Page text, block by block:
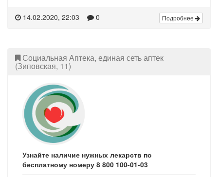
14.02.2020, 22:03 0 Подробнее
Социальная Аптека, единая сеть аптек
(Зиповская, 11)
Узнайте наличие нужных лекарств по
бесплатному номеру 8 800 100-01-03